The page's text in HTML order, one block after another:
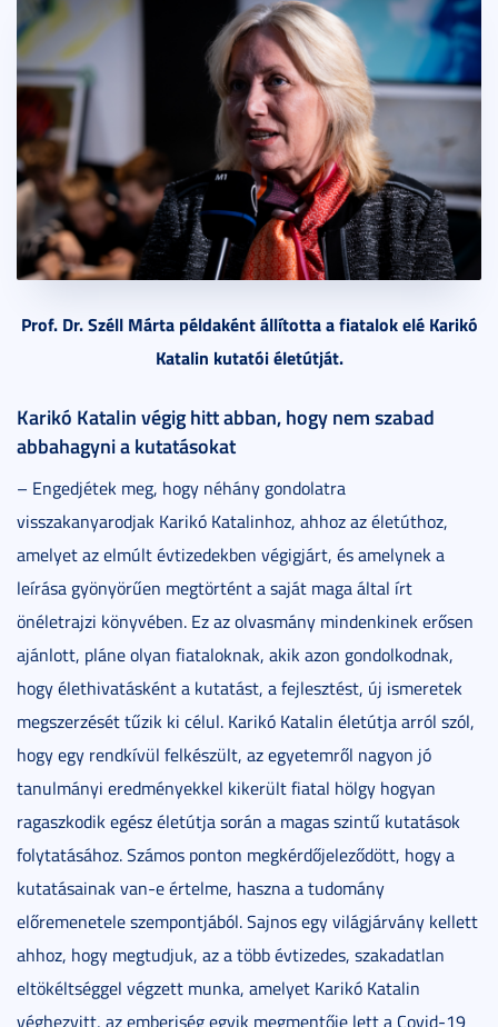
Prof. Dr. Széll Márta példaként állította a fiatalok elé Karikó
Katalin kutatói életútját.
Karikó Katalin végig hitt abban, hogy nem szabad
abbahagyni a kutatásokat
– Engedjétek meg, hogy néhány gondolatra
visszakanyarodjak Karikó Katalinhoz, ahhoz az életúthoz,
amelyet az elmúlt évtizedekben végigjárt, és amelynek a
leírása gyönyörűen megtörtént a saját maga által írt
önéletrajzi könyvében. Ez az olvasmány mindenkinek erősen
ajánlott, pláne olyan fiataloknak, akik azon gondolkodnak,
hogy élethivatásként a kutatást, a fejlesztést, új ismeretek
megszerzését tűzik ki célul. Karikó Katalin életútja arról szól,
hogy egy rendkívül felkészült, az egyetemről nagyon jó
tanulmányi eredményekkel kikerült fiatal hölgy hogyan
ragaszkodik egész életútja során a magas szintű kutatások
folytatásához. Számos ponton megkérdőjeleződött, hogy a
kutatásainak van-e értelme, haszna a tudomány
előremenetele szempontjából. Sajnos egy világjárvány kellett
ahhoz, hogy megtudjuk, az a több évtizedes, szakadatlan
eltökéltséggel végzett munka, amelyet Karikó Katalin
véghezvitt, az emberiség egyik megmentője lett a Covid-19